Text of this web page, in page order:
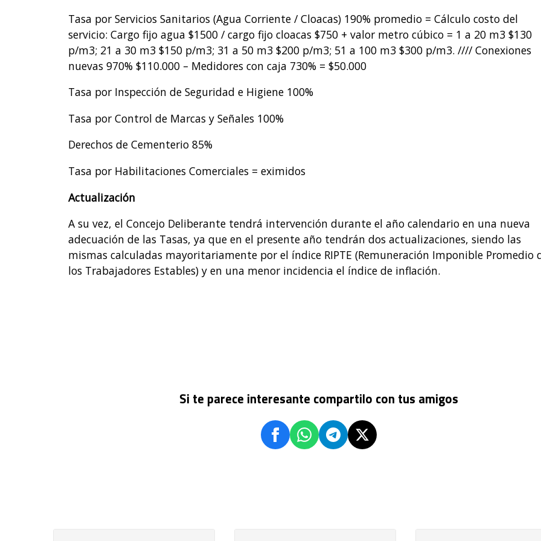
Tasa por Servicios Sanitarios (Agua Corriente / Cloacas) 190% promedio = Cálculo costo del
servicio: Cargo fijo agua $1500 / cargo fijo cloacas $750 + valor metro cúbico = 1 a 20 m3 $130
p/m3; 21 a 30 m3 $150 p/m3; 31 a 50 m3 $200 p/m3; 51 a 100 m3 $300 p/m3. //// Conexiones
nuevas 970% $110.000 – Medidores con caja 730% = $50.000
Tasa por Inspección de Seguridad e Higiene 100%
Tasa por Control de Marcas y Señales 100%
Derechos de Cementerio 85%
Tasa por Habilitaciones Comerciales = eximidos
Actualización
A su vez, el Concejo Deliberante tendrá intervención durante el año calendario en una nueva
adecuación de las Tasas, ya que en el presente año tendrán dos actualizaciones, siendo las
mismas calculadas mayoritariamente por el índice RIPTE (Remuneración Imponible Promedio
los Trabajadores Estables) y en una menor incidencia el índice de inflación.
Si te parece interesante compartilo con tus amigos